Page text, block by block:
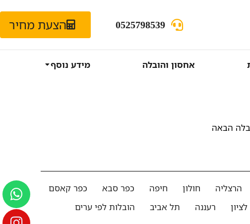
0525798539 הצעת מחיר
אחסון והובלה מידע נוסף
הבאה
הרצליה חולון חיפה כפר סבא
כפר קאסם
רעננה תל אביב הובלות לפי ערים